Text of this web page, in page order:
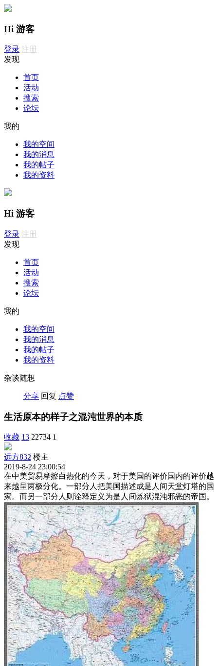
Hi 游客
登录 注册
发现
首页
活动
搜索
论坛
我的
我的空间
我的消息
我的帖子
我的资料
Hi 游客
登录 注册
发现
首页
活动
搜索
论坛
我的
我的空间
我的消息
我的帖子
我的资料
杂谈随想
分享 回复 点赞
生活原本的样子之混沌世界的本质
收藏 13 22734 1
远方832 楼主
2019-8-24 23:00:54
在中美贸易摩擦白热化的今天，对于美国的评价国内的评价越
来越呈两极分化。一部分人把美国描述成是人间天堂灯塔的国
家。而另一部分人则诠释定义为是人间炼狱混沌邪恶的帝国。